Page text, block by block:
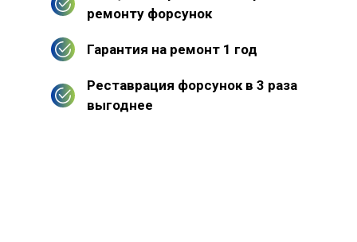
ремонту форсунок
Гарантия на ремонт 1 год
Реставрация форсунок в 3 раза
выгоднее